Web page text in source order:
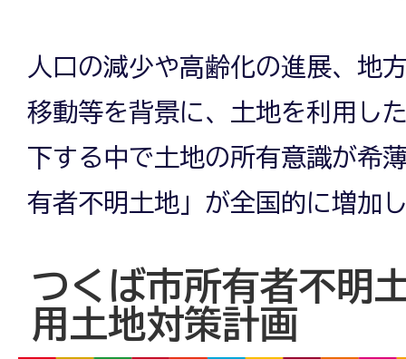
人口の減少や高齢化の進展、地
移動等を背景に、土地を利用し
下する中で土地の所有意識が希
有者不明土地」が全国的に増加
つくば市所有者不明
用土地対策計画